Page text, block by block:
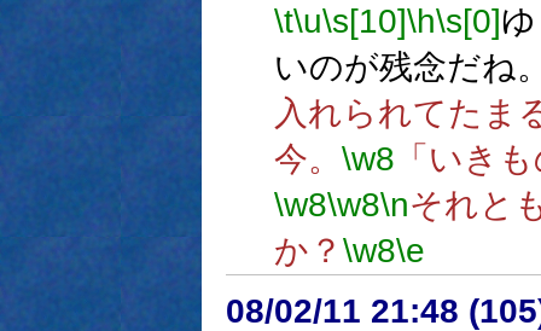
\t\u\s[10]\h\s[0]
いのが残念だね
入れられてたま
今。 \w8 「いき
\w8\w8\nそれと
か？ \w8\e
08/02/11 21:48